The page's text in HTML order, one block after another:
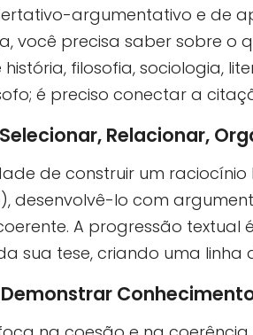
argumentativo e de
você precisa saber sobre o
filosofia, sociologia,
é preciso conectar a
Relacionar,
de construir um
desenvolvê-lo com
A progressão
sua tese, criando uma linha